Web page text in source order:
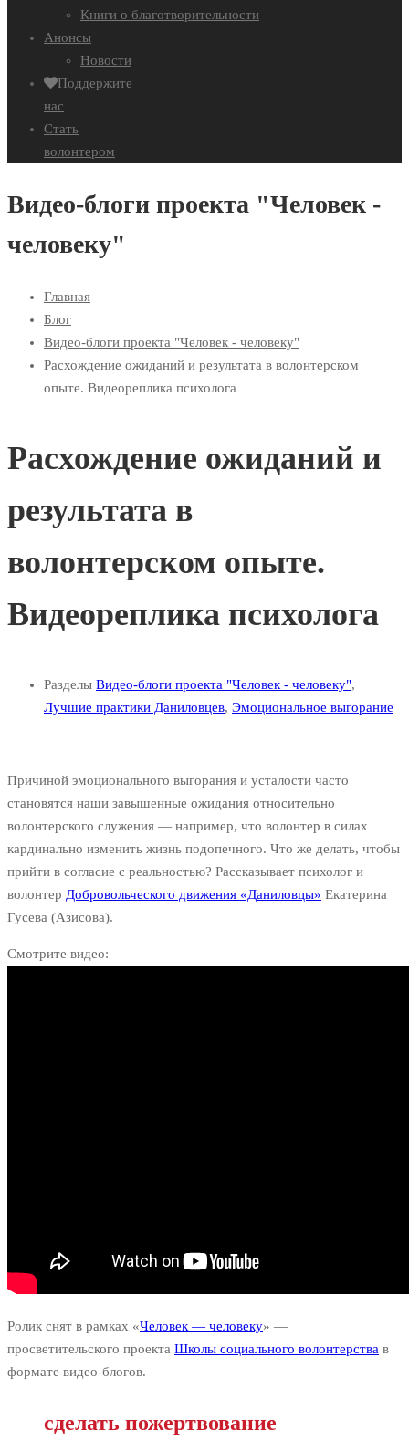
Книги о благотворительности
Анонсы
Новости
Поддержите
нас
Стать
волонтером
Видео-блоги проекта "Человек -
человеку"
Главная
Блог
Видео-блоги проекта "Человек - человеку"
Расхождение ожиданий и результата в волонтерском
опыте. Видеореплика психолога
Расхождение ожиданий и
результата в
волонтерском опыте.
Видеореплика психолога
Разделы Видео-блоги проекта "Человек - человеку",
Лучшие практики Даниловцев, Эмоциональное выгорание
Причиной эмоционального выгорания и усталости часто
становятся наши завышенные ожидания относительно
волонтерского служения — например, что волонтер в силах
кардинально изменить жизнь подопечного. Что же делать, чтобы
прийти в согласие с реальностью? Рассказывает психолог и
волонтер Добровольческого движения «Даниловцы» Екатерина
Гусева (Азисова).
Смотрите видео:
Ролик снят в рамках «Человек — человеку» —
просветительского проекта Школы социального волонтерства в
формате видео-блогов.
сделать пожертвование